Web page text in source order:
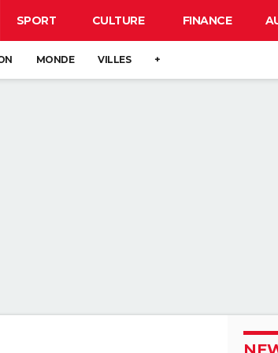
SPORT CULTURE FINANCE
MONDE VILLES +